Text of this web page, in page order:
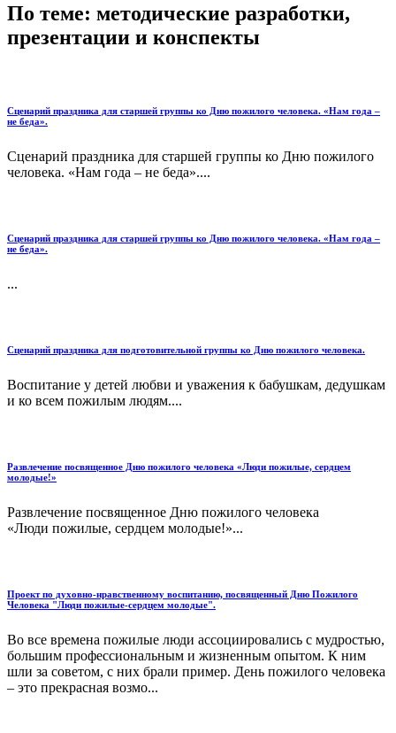
По теме: методические разработки,
презентации и конспекты
Сценарий праздника для старшей группы ко Дню пожилого человека. «Нам года –
не беда».
Сценарий праздника для старшей группы ко Дню пожилого
человека. «Нам года – не беда»....
Сценарий праздника для старшей группы ко Дню пожилого человека. «Нам года –
не беда».
...
Сценарий праздника для подготовительной группы ко Дню пожилого человека.
Воспитание у детей любви и уважения к бабушкам, дедушкам
и ко всем пожилым людям....
Развлечение посвященное Дню пожилого человека «Люди пожилые, сердцем
молодые!»
Развлечение посвященное Дню пожилого человека
«Люди пожилые, сердцем молодые!»...
Проект по духовно-нравственному воспитанию, посвященный Дню Пожилого
Человека "Люди пожилые-сердцем молодые".
Во все времена пожилые люди ассоциировались с мудростью,
большим профессиональным и жизненным опытом. К ним
шли за советом, с них брали пример. День пожилого человека
– это прекрасная возмо...